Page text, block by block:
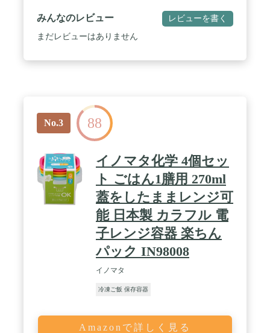
みんなのレビュー レビューを書く
まだレビューはありません
No.3 88
イノマタ化学 4個セッ
ト ごはん1膳用 270ml
蓋をしたままレンジ可
能 日本製 カラフル 電
子レンジ容器 楽ちん
パック IN98008
イノマタ
冷凍ご飯 保存容器
Amazonで詳しく見る